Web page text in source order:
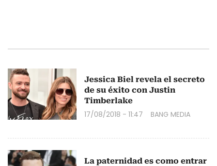
Jessica Biel revela el secreto
de su éxito con Justin
Timberlake
17/08/2018 - 11:47 BANG MEDIA
La paternidad es como entrar